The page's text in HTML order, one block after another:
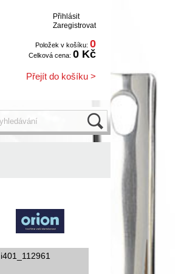
Přihlásit
Zaregistrovat
Položek v košíku: 0
Celková cena: 0 Kč
Přejít do košíku >
i401_112961